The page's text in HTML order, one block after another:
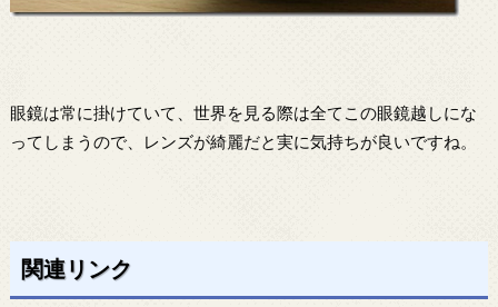
眼鏡は常に掛けていて、世界を見る際は全てこの眼鏡越しにな
ってしまうので、レンズが綺麗だと実に気持ちが良いですね。
関連リンク